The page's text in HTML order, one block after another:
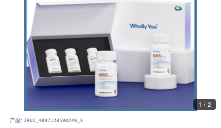
1 / 2
产品: IRUI_4897128590249_3